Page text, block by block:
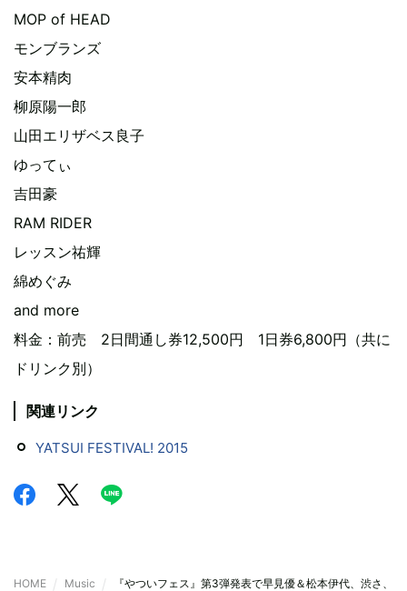
MOP of HEAD
モンブランズ
安本精肉
柳原陽一郎
山田エリザベス良子
ゆってぃ
吉田豪
RAM RIDER
レッスン祐輝
綿めぐみ
and more
料金：前売 2日間通し券12,500円 1日券6,800円（共に
ドリンク別）
関連リンク
YATSUI FESTIVAL! 2015
HOME Music 『やついフェス』第3弾発表で早見優＆松本伊代、渋さ、